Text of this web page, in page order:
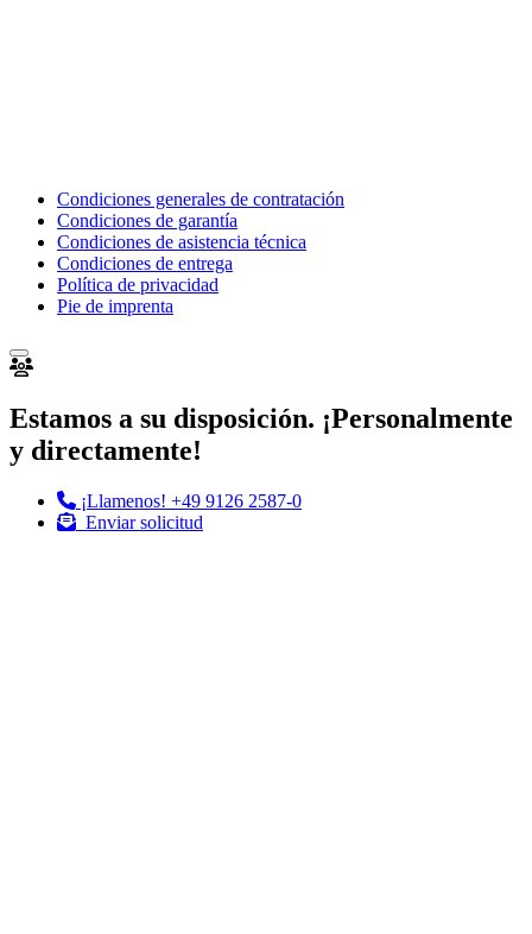
Condiciones generales de contratación
Condiciones de garantía
Condiciones de asistencia técnica
Condiciones de entrega
Política de privacidad
Pie de imprenta
Estamos a su disposición. ¡Personalmente
y directamente!
¡Llamenos! +49 9126 2587-0
Enviar solicitud